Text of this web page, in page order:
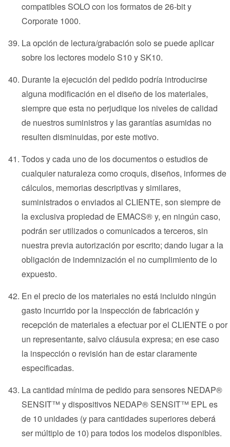
compatibles SOLO con los formatos de 26-bit y
Corporate 1000.
La opción de lectura/grabación solo se puede aplicar
sobre los lectores modelo S10 y SK10.
Durante la ejecución del pedido podría introducirse
alguna modificación en el diseño de los materiales,
siempre que esta no perjudique los niveles de calidad
de nuestros suministros y las garantías asumidas no
resulten disminuidas, por este motivo.
Todos y cada uno de los documentos o estudios de
cualquier naturaleza como croquis, diseños, informes de
cálculos, memorias descriptivas y similares,
suministrados o enviados al CLIENTE, son siempre de
la exclusiva propiedad de EMACS® y, en ningún caso,
podrán ser utilizados o comunicados a terceros, sin
nuestra previa autorización por escrito; dando lugar a la
obligación de indemnización el no cumplimiento de lo
expuesto.
En el precio de los materiales no está incluido ningún
gasto incurrido por la inspección de fabricación y
recepción de materiales a efectuar por el CLIENTE o por
un representante, salvo cláusula expresa; en ese caso
la inspección o revisión han de estar claramente
especificadas.
La cantidad mínima de pedido para sensores NEDAP®
SENSIT™ y dispositivos NEDAP® SENSIT™ EPL es
de 10 unidades (y para cantidades superiores deberá
ser múltiplo de 10) para todos los modelos disponibles.